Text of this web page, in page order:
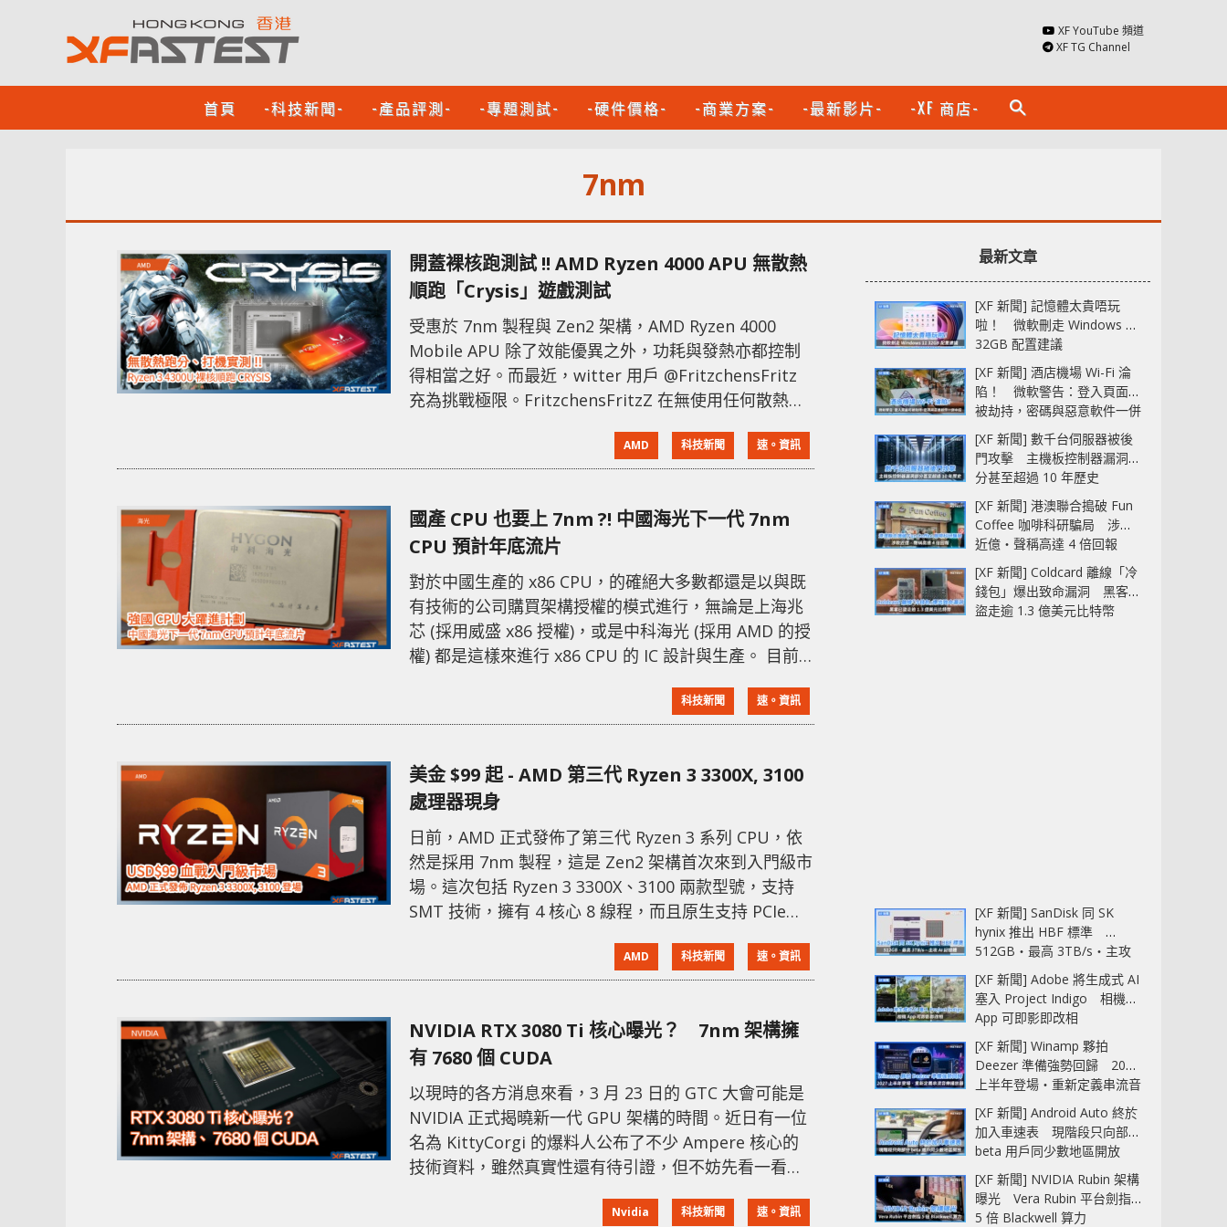
XF YouTube 頻道
XF TG Channel
首頁 -科技新聞- -產品評測- -專題測試- -硬件價格- -商業方案- -最新影片- -XF 商店- search
7nm
開蓋裸核跑測試 !! AMD Ryzen 4000 APU 無散熱
順跑「Crysis」遊戲測試
受惠於 7nm 製程與 Zen2 架構，AMD Ryzen 4000
Mobile APU 除了效能優異之外，功耗與發熱亦都控制
得相當之好。而最近，witter 用戶 @FritzchensFritz
充為挑戰極限。FritzchensFritzZ 在無使用任何散熱的
手」的《Crysis》逵行實測，亦進行了 CineBench R15
與 3DMark Time Spy 兩個測試。 Ryzen 3 4300U 是該
AMD 科技新聞 速。資訊
國產 CPU 也要上 7nm ?! 中國海光下一代 7nm
CPU 預計年底流片
對於中國生產的 x86 CPU，的確絕大多數都還是以與既
有技術的公司購買架構授權的模式進行，無論是上海兆
芯 (採用威盛 x86 授權)，或是中科海光 (採用 AMD 的授
權) 都是這樣來進行 x86 CPU 的 IC 設計與生產。 目前
GlobalFoundries 的 14nm 製程，根據消息指出，海光
的伺服器版本 CPU 在插槽上與 Socket TR4 幾乎一樣，
密演算法
科技新聞 速。資訊
美金 $99 起 - AMD 第三代 Ryzen 3 3300X, 3100
處理器現身
日前，AMD 正式發佈了第三代 Ryzen 3 系列 CPU，依
然是採用 7nm 製程，這是 Zen2 架構首次來到入門級市
場。這次包括 Ryzen 3 3300X、3100 兩款型號，支持
SMT 技術，擁有 4 核心 8 線程，而且原生支持 PCIe
3.8GHz，Max Boost 4.3GHz，L2 cache 2MB，L3
cache 18MB，TDP 65W，附帶 Stealth 散熱器，定價
AMD 科技新聞 速。資訊
NVIDIA RTX 3080 Ti 核心曝光？ 7nm 架構擁
有 7680 個 CUDA
以現時的各方消息來看，3 月 23 日的 GTC 大會可能是
NVIDIA 正式揭曉新一代 GPU 架構的時間。近日有一位
名為 KittyCorgi 的爆料人公布了不少 Ampere 核心的
技術資料，雖然真實性還有待引證，但不妨先看一看。
826mm2，如果基於 7nm 打造的話，電晶體規模將相
Nvidia 科技新聞 速。資訊
最新文章
[XF 新聞] 記憶體太貴唔玩
啦！ 微軟刪走 Windows 11
32GB 配置建議
[XF 新聞] 酒店機場 Wi-Fi 淪
陷！ 微軟警告：登入頁面可
被劫持，密碼與惡意軟件一併
中招
[XF 新聞] 數千台伺服器被後
門攻擊 主機板控制器漏洞部
分甚至超過 10 年歷史
[XF 新聞] 港澳聯合搗破 Fun
Coffee 咖啡科研騙局 涉款
近億‧聲稱高達 4 倍回報
[XF 新聞] Coldcard 離線「冷
錢包」爆出致命漏洞 黑客已
盜走逾 1.3 億美元比特幣
[XF 新聞] SanDisk 同 SK
hynix 推出 HBF 標準
512GB‧最高 3TB/s‧主攻
AI 記憶體
[XF 新聞] Adobe 將生成式 AI
塞入 Project Indigo 相機
App 可即影即改相
[XF 新聞] Winamp 夥拍
Deezer 準備強勢回歸 2027
上半年登場‧重新定義串流音
樂播放器
[XF 新聞] Android Auto 終於
加入車速表 現階段只向部分
beta 用戶同少數地區開放
[XF 新聞] NVIDIA Rubin 架構
曝光 Vera Rubin 平台劍指
5 倍 Blackwell 算力